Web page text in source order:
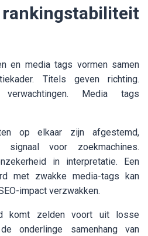
en media tags vormen samen
Titels geven richting.
verwachtingen. Media tags
op elkaar zijn afgestemd,
voor zoekmachines.
in interpretatie. Een
met zwakke media-tags kan
impact verzwakken.
komt zelden voort uit losse
onderlinge samenhang van